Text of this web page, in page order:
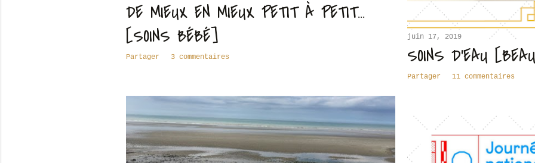
DE MIEUX EN MIEUX PETIT À PETIT…
[SOINS BÉBÉ]
Partager 3 commentaires
juin 17, 2019
SOINS D'EAU
Partager 11 commentaires